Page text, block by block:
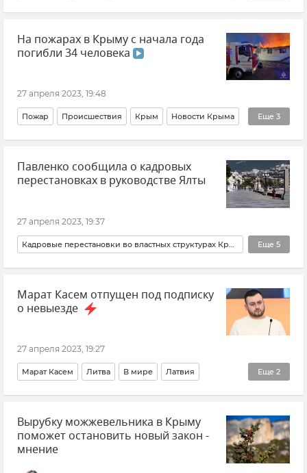
ЖКХ ЖКХ Крыма и Севастополя Крым
Новости Новости Крыма
На пожарах в Крыму с начала года
погибли 34 человека
27 апреля 2023, 19:48
Еще 3
Пожар Происшествия Крым Новости Крыма
ГУ МЧС РФ по Республике Крым Игорь Скуртул
Общество
Павленко сообщила о кадровых
перестановках в руководстве Ялты
27 апреля 2023, 19:37
Еще 5
Ялта Янина Павленко Новости Крым
Общество
Марат Касем отпущен под подписку
о невыезде
27 апреля 2023, 19:27
Еще 2
Марат Касем Литва В мире Латвия
Новости Медиагруппа "Россия сегодня"
Вырубку можжевельника в Крыму
поможет остановить новый закон -
мнение